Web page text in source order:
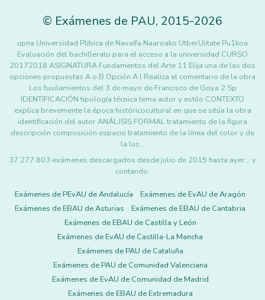
© Exámenes de PAU, 2015-2026
upna Universidad Plibica de Navaífa Naaroako UtberUiitate Pu1koa
Evaluación del bachillerato para el acceso a la universidad CURSO
20172018 ASIGNATURA Fundamentos del Arte 11 Elija una de las dos
opciones propuestas A o B Opción A l Realiza el comentario de la obra
Los fusilamientos del 3 de mayo de Francisco de Goya 2 Sp
IDENTIFICACIÓN tipología técnica tema autor y estilo CONTEXTO
explica brevemente la época históricocultural en que se sitúa la obra
identificación del autor ANÁLJSIS FORMAL tratamiento de la figura
descripción composición espacio tratamiento de la línea del color y de
la luz…
37.277.803 exámenes descargados desde julio de 2015 hasta ayer... y
contando.
Exámenes de PEvAU de Andalucía
Exámenes de EvAU de Aragón
Exámenes de EBAU de Asturias
Exámenes de EBAU de Cantabria
Exámenes de EBAU de Castilla y León
Exámenes de EvAU de Castilla-La Mancha
Exámenes de PAU de Cataluña
Exámenes de PAU de Comunidad Valenciana
Exámenes de EvAU de Comunidad de Madrid
Exámenes de EBAU de Extremadura